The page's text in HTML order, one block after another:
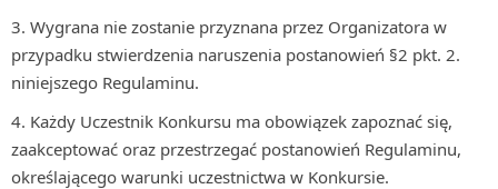
Wygrana nie zostanie przyznana przez Organizatora w
przypadku stwierdzenia naruszenia postanowień §2 pkt. 2.
niniejszego Regulaminu.
Każdy Uczestnik Konkursu ma obowiązek zapoznać się,
zaakceptować oraz przestrzegać postanowień Regulaminu,
określającego warunki uczestnictwa w Konkursie.